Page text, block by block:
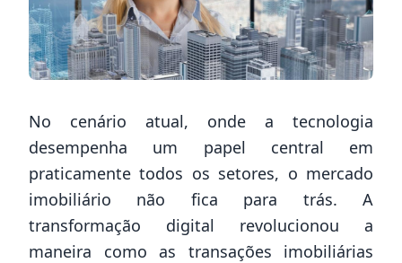
No cenário atual, onde a tecnologia
desempenha um papel central em
praticamente todos os setores, o mercado
imobiliário não fica para trás. A
transformação digital revolucionou a
maneira como as transações imobiliárias